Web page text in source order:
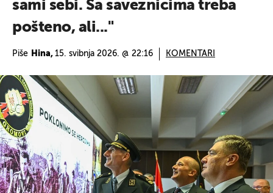
sami sebi. Sa saveznicima treba
pošteno, ali..."
Piše Hina, 15. svibnja 2026. @ 22:16 KOMENTARI